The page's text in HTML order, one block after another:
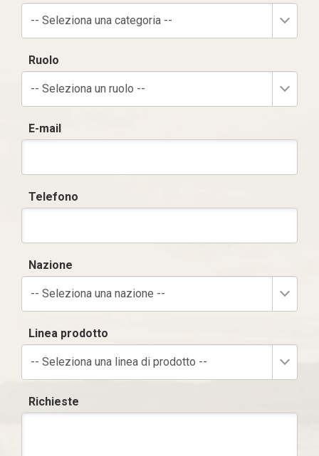
-- Seleziona una categoria --
Ruolo
-- Seleziona un ruolo --
E-mail
Telefono
Nazione
-- Seleziona una nazione --
Linea prodotto
-- Seleziona una linea di prodotto --
Richieste